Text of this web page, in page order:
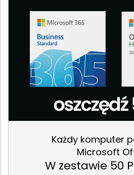
Każdy komputer
Microsoft
W zestawie 50